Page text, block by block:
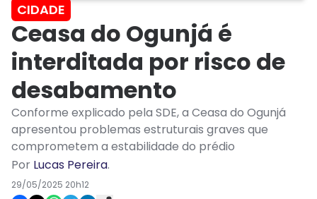
CIDADE
Ceasa do Ogunjá é
interditada por risco de
desabamento
Conforme explicado pela SDE, a Ceasa do Ogunjá
apresentou problemas estruturais graves que
comprometem a estabilidade do prédio
Por Lucas Pereira.
29/05/2025 20h12